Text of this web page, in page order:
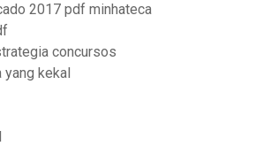
2017 pdf minhateca
concursos
yang kekal